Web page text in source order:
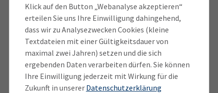
Klick auf den Button „Webanalyse akzeptieren“
erteilen Sie uns Ihre Einwilligung dahingehend,
dass wir zu Analysezwecken Cookies (kleine
Textdateien mit einer Gültigkeitsdauer von
maximal zwei Jahren) setzen und die sich
ergebenden Daten verarbeiten dürfen. Sie können
Ihre Einwilligung jederzeit mit Wirkung für die
Zukunft in unserer Datenschutzerklärung
Das Interview basiert auf dem IHK-Podcast
„Zwischen Coaching und Autorität – den
richtigen Führungsstil finden“. Dort spricht
Tobias König, IHK-Referent für Fachkräfte &
New Work, mit Antje Jörg, Geschäftsleiterin
der Berufsfeuerwehr München.